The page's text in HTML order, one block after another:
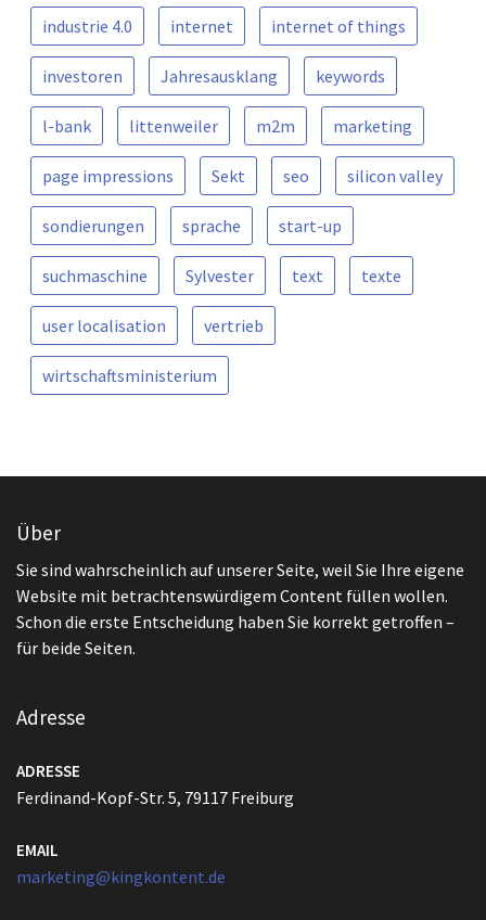
industrie 4.0 internet internet of things
investoren Jahresausklang keywords
l-bank littenweiler m2m marketing
page impressions Sekt seo silicon valley
sondierungen sprache start-up
suchmaschine Sylvester text texte
user localisation vertrieb
wirtschaftsministerium
Über
Sie sind wahrscheinlich auf unserer Seite, weil Sie Ihre eigene
Website mit betrachtenswürdigem Content füllen wollen.
Schon die erste Entscheidung haben Sie korrekt getroffen –
für beide Seiten.
Adresse
ADRESSE
Ferdinand-Kopf-Str. 5, 79117 Freiburg
EMAIL
marketing@kingkontent.de